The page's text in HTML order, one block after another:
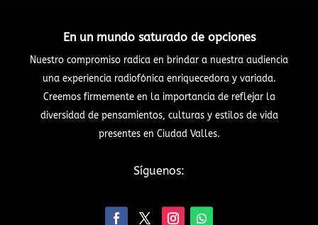
En un mundo saturado de opciones
Nuestro compromiso radica en brindar a nuestra audiencia
una experiencia radiofónica enriquecedora y variada.
Creemos firmemente en la importancia de reflejar la
diversidad de pensamientos, culturas y estilos de vida
presentes en Ciudad Valles.
Síguenos: